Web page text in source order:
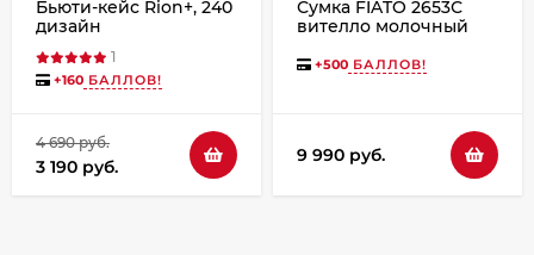
Бьюти-кейс Rion+, 240
дизайн
1
+160 БАЛЛОВ!
4 690 руб.
3 190 руб.
Сумка FIATO 2653С
вителло молочный
+500 БАЛЛОВ!
9 990 руб.